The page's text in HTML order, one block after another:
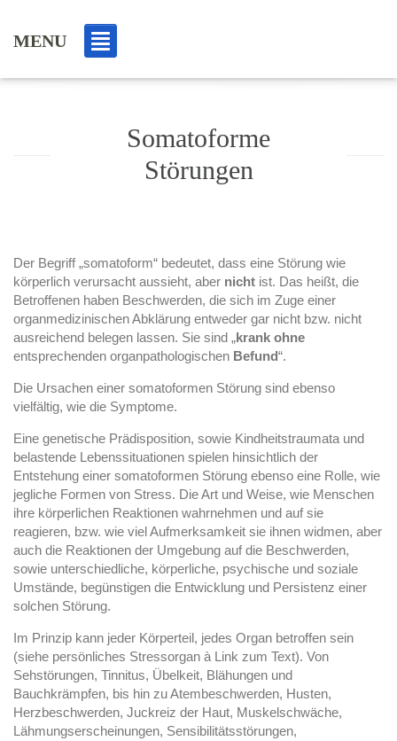
MENU
Somatoforme
Störungen
Der Begriff „somatoform“ bedeutet, dass eine Störung wie
körperlich verursacht aussieht, aber nicht ist. Das heißt, die
Betroffenen haben Beschwerden, die sich im Zuge einer
organmedizinischen Abklärung entweder gar nicht bzw. nicht
ausreichend belegen lassen. Sie sind „krank ohne
entsprechenden organpathologischen Befund“.
Die Ursachen einer somatoformen Störung sind ebenso
vielfältig, wie die Symptome.
Eine genetische Prädisposition, sowie Kindheitstraumata und
belastende Lebenssituationen spielen hinsichtlich der
Entstehung einer somatoformen Störung ebenso eine Rolle, wie
jegliche Formen von Stress. Die Art und Weise, wie Menschen
ihre körperlichen Reaktionen wahrnehmen und auf sie
reagieren, bzw. wie viel Aufmerksamkeit sie ihnen widmen, aber
auch die Reaktionen der Umgebung auf die Beschwerden,
sowie unterschiedliche, körperliche, psychische und soziale
Umstände, begünstigen die Entwicklung und Persistenz einer
solchen Störung.
Im Prinzip kann jeder Körperteil, jedes Organ betroffen sein
(siehe persönliches Stressorgan à Link zum Text). Von
Sehstörungen, Tinnitus, Übelkeit, Blähungen und
Bauchkrämpfen, bis hin zu Atembeschwerden, Husten,
Herzbeschwerden, Juckreiz der Haut, Muskelschwäche,
Lähmungserscheinungen, Sensibilitätsstörungen,